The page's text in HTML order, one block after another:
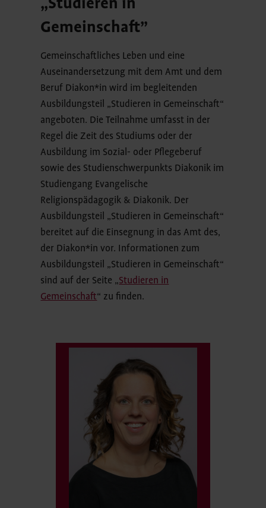
Gemeinschaft”
Gemeinschaftliches Leben und eine
Auseinandersetzung mit dem Amt und dem
Beruf Diakon*in wird im begleitenden
Ausbildungsteil „Studieren in Gemeinschaft“
angeboten. Die Teilnahme umfasst in der
Regel die Zeit des Studiums oder der
Ausbildung im Sozial- oder Pflegeberuf
sowie des Studienschwerpunkts Diakonik im
Studiengang Evangelische
Religionspädagogik & Diakonik. Der
Ausbildungsteil „Studieren in Gemeinschaft“
bereitet auf die Einsegnung in das Amt des,
der Diakon*in vor. Informationen zum
Ausbildungsteil „Studieren in Gemeinschaft“
sind auf der Seite „Studieren in
Gemeinschaft“ zu finden.